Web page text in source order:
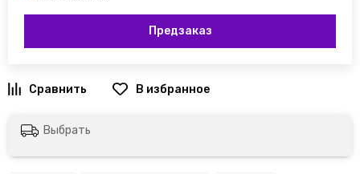
Предзаказ
Выбрать